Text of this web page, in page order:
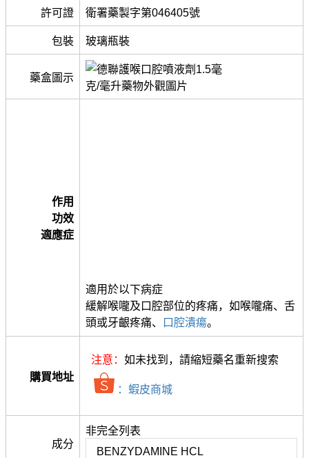
許可證 衛署藥製字第046405號
包裝 玻璃瓶裝
藥盒圖示
作用
功效
適應症
適用於以下病症
緩解喉嚨及口腔部位的疼痛，如喉嚨痛、舌
頭或牙齦疼痛、
口腔潰瘍。
購買地址
注意： 如未找到，請縮短藥名重新搜索
：蝦皮商城
成分
非完全列表
BENZYDAMINE HCL